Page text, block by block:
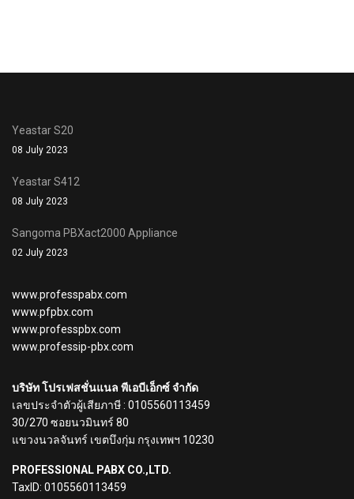
Yeastar S20
08 July 2023
Yeastar S412
08 July 2023
Sangoma PBXact2000 Appliance
02 July 2023
www.professpabx.com
www.pfpbx.com
www.professpbx.com
www.professip-pbx.com
บริษัท โปรเฟสชั่นแนล พีเอบีเอ็กซ์ จำกัด
เลขประจำตัวผู้เสียภาษี : 0105560113459
30/270 ซอยนวมินทร์ 80
แขวงนวลจันทร์ เขตบึงกุ่ม กรุงเทพฯ 10230
PROFESSIONAL PABX CO.,LTD.
TaxID: 0105560113459